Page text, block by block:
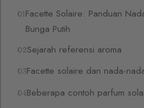
Facette Solaire: Panduan
Bunga Putih
Sejarah referensi aroma
Facette solaire dan nada-
Beberapa contoh parfum